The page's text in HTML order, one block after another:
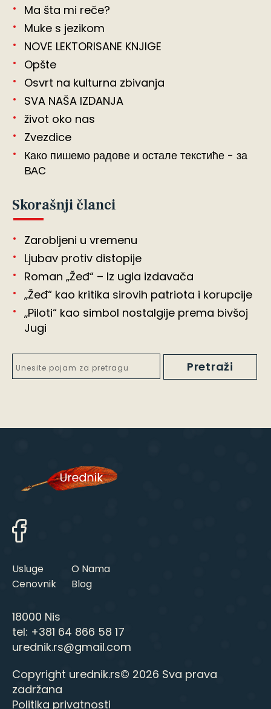
Ma šta mi reče?
Muke s jezikom
NOVE LEKTORISANE KNJIGE
Opšte
Osvrt na kulturna zbivanja
SVA NAŠA IZDANJA
život oko nas
Zvezdice
Како пишемо радове и остале текстиће - за
ВАС
Skorašnji članci
Zarobljeni u vremenu
Ljubav protiv distopije
Roman „Žeđ“ – Iz ugla izdavača
„Žeđ“ kao kritika sirovih patriota i korupcije
„Piloti“ kao simbol nostalgije prema bivšoj
Jugi
Usluge
Cenovnik
O Nama
Blog
18000 Nis
tel: +381 64 866 58 17
urednik.rs@gmail.com
Copyright urednik.rs© 2026 Sva prava
zadržana
Politika privatnosti